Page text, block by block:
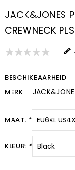
JACK&JONES
CREWNECK
BESCHIKBAARHEID
MERK
MAAT: *
KLEUR: *